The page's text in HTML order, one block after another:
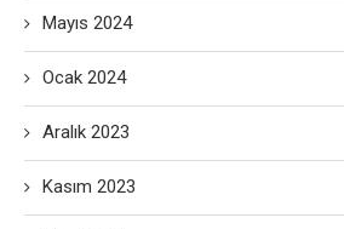
Mayıs 2024
Ocak 2024
Aralık 2023
Kasım 2023